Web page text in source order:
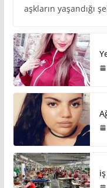
aşkların yaşandığı